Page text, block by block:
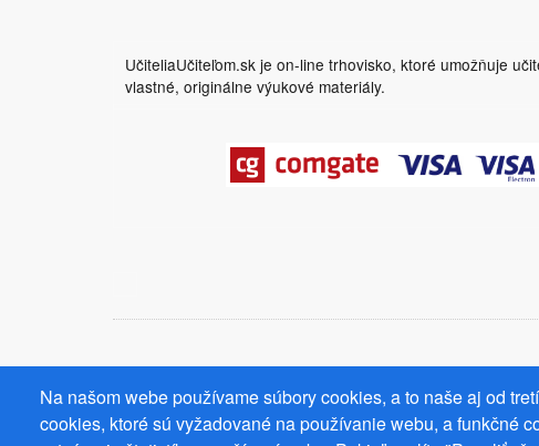
UčiteliaUčiteľom.sk je on-line trhovisko, ktoré umožňuje
vlastné, originálne výukové materiály.
Na našom webe používame súbory cookies, a to naše aj od
cookies, ktoré sú vyžadované na používanie webu, a funkčné